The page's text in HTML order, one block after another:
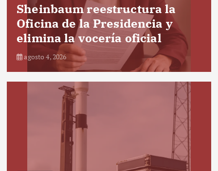
Sheinbaum reestructura la
Oficina de la Presidencia y
elimina la vocería oficial
agosto 4, 2026